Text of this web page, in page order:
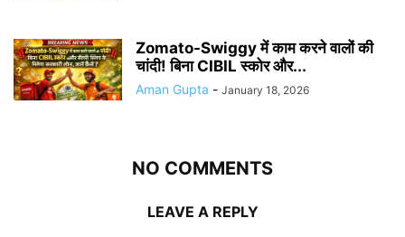
Zomato-Swiggy में काम करने वालों की
चांदी! बिना CIBIL स्कोर और...
Aman Gupta - January 18, 2026
NO COMMENTS
LEAVE A REPLY